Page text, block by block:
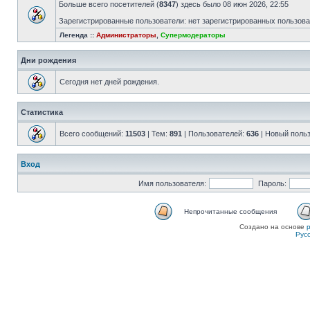
Больше всего посетителей (8347) здесь было 08 июн 2026, 22:55
Зарегистрированные пользователи: нет зарегистрированных
Легенда :: Администраторы Супермодераторы
Дни рождения
Сегодня нет дней рождения.
Статистика
Всего сообщений: 11503 | Тем: 891 | Пользователей: 636 | Новый
Вход
Имя пользователя: Пароль:
Непрочитанные сообщения
Создано на основе